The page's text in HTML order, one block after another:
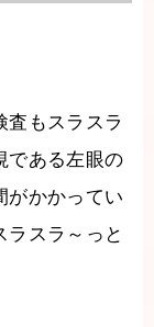
査もスラスラ
である左眼の
がかかってい
ラスラ～っと